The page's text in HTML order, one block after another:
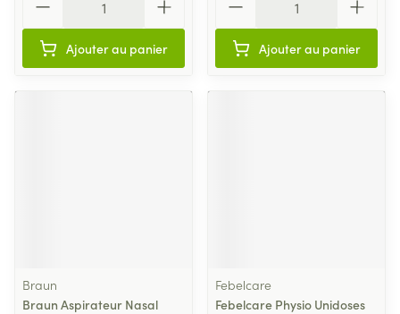
Ajouter au panier Ajouter au panier
Braun
Braun Aspirateur Nasal
Febelcare
Febelcare Physio Unidoses